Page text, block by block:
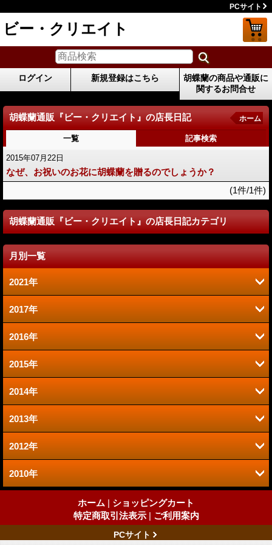
PCサイト
ビー・クリエイト
ログイン 新規登録はこちら
胡蝶蘭の商品や通販に
関するお問合せ
胡蝶蘭通販『ビー・クリエイト』の店長日記 ホーム
一覧 記事検索
2015年07月22日
なぜ、お祝いのお花に胡蝶蘭を贈るのでしょうか？
(1件/1件)
胡蝶蘭通販『ビー・クリエイト』の店長日記カテゴリ
月別一覧
2021年
9月 (1)
2017年
11月 (1)
10月 (1)
6月 (1)
2016年
6月 (1)
4月 (1)
2015年
10月 (1)
8月 (1)
7月 (1)
5月 (1)
2014年
12月 (1)
11月 (1)
10月 (1)
2013年
8月 (2)
7月 (4)
2012年
12月 (5)
2010年
ホーム | ショッピングカート
特定商取引法表示 | ご利用案内
PCサイト